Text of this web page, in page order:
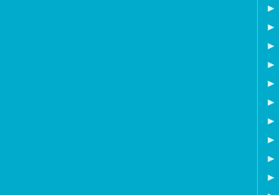
►
►
►
►
►
►
►
►
►
►